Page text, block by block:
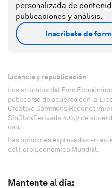
personalizada de
publicaciones y análisis.
Inscríbete de
Licencia y republicación
Los artículos del Foro
publicarse de acuerdo con la
Creative Commons
SinObraDerivada 4.0, y de
uso.
Las opiniones expresadas en
del Foro Económico Mundial.
Mantente al día: